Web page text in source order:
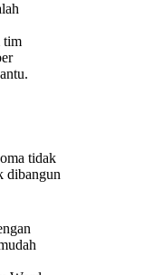
tim
tidak
dibangun